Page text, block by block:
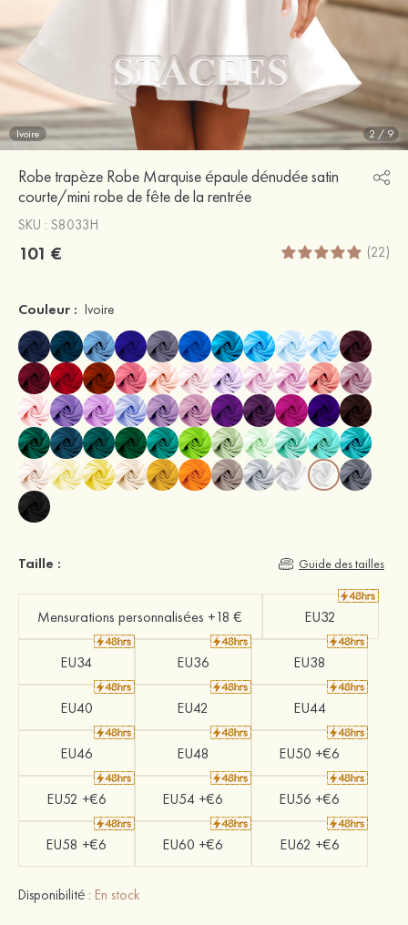
Ivoire 2 / 9
Robe trapèze Robe Marquise épaule dénudée satin
courte/mini robe de fête de la rentrée
SKU : S8033H
101 € (22)
Couleur : Ivoire
Taille : Guide des tailles
Mensurations personnalisées +18 € EU32
EU34 EU36 EU38
EU40 EU42 EU44
EU46 EU48 EU50 +€6
EU52 +€6 EU54 +€6 EU56 +€6
EU58 +€6 EU60 +€6 EU62 +€6
Disponibilité : En stock